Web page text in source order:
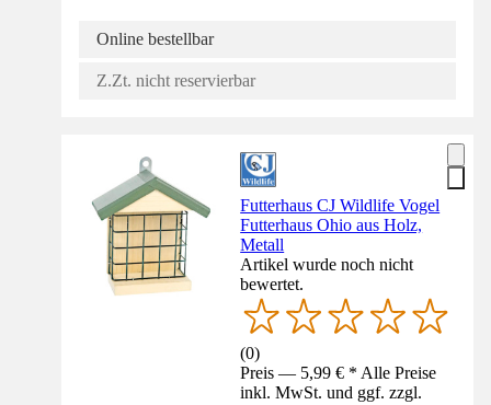
Online bestellbar
Z.Zt. nicht reservierbar
Futterhaus CJ Wildlife Vogel
Futterhaus Ohio aus Holz,
Metall
Artikel wurde noch nicht
bewertet.
(0)
Preis — 5,99 € * Alle Preise
inkl. MwSt. und ggf. zzgl.